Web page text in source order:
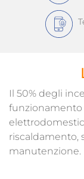
Il 50% degli
funzionamento
riscaldamento,
manutenzione.